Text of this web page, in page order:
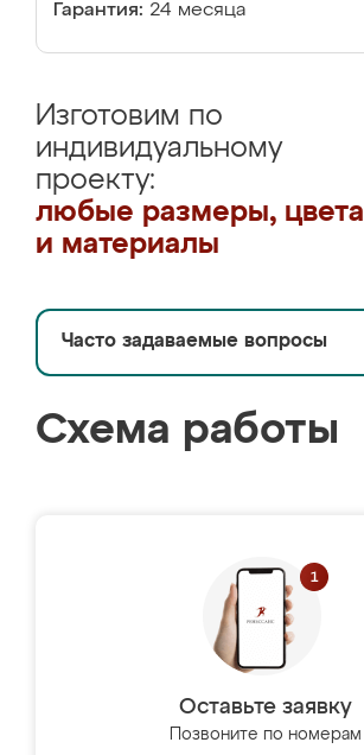
Гарантия: 24 месяца
Изготовим по
индивидуальному
проекту:
любые размеры, цвета
и материалы
Часто задаваемые вопросы
Схема работы
Оставьте заявку
Позвоните по номерам